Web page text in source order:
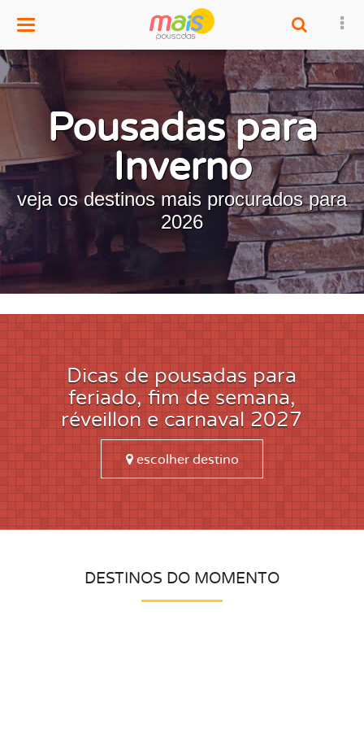
Menu
Pousadas para
Inverno
veja os destinos mais procurados para
2026
Dicas de pousadas para
feriado, fim de semana,
réveillon e carnaval 2027
DESTINOS DO MOMENTO